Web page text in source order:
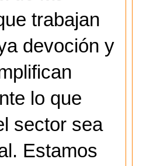
trabajan
devoción y
lo que
sector sea
Estamos